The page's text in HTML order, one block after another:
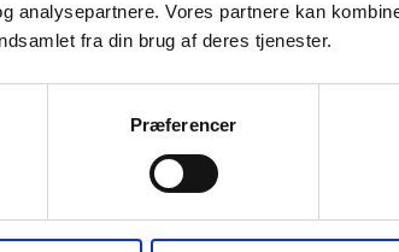
analysepartnere. Vores partnere kan
fra din brug af deres tjenester.
Præferencer
støjsvag og miljøvenlig og kan
trailerarkitekturer.